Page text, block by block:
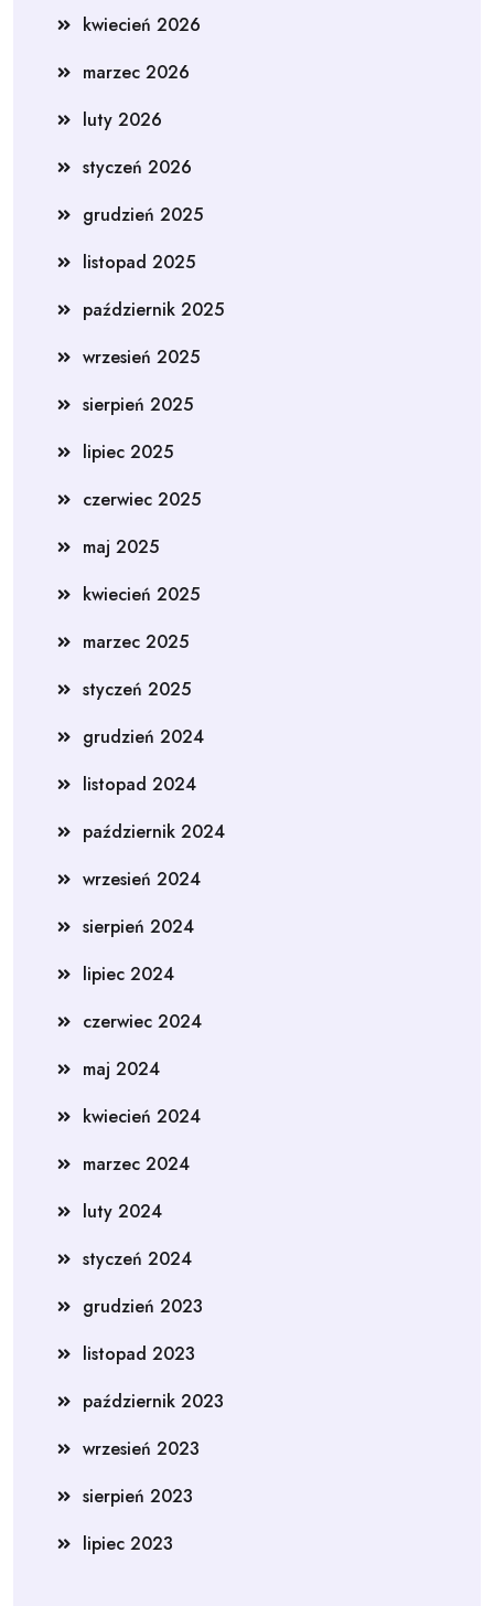
kwiecień 2026
marzec 2026
luty 2026
styczeń 2026
grudzień 2025
listopad 2025
październik 2025
wrzesień 2025
sierpień 2025
lipiec 2025
czerwiec 2025
maj 2025
kwiecień 2025
marzec 2025
styczeń 2025
grudzień 2024
listopad 2024
październik 2024
wrzesień 2024
sierpień 2024
lipiec 2024
czerwiec 2024
maj 2024
kwiecień 2024
marzec 2024
luty 2024
styczeń 2024
grudzień 2023
listopad 2023
październik 2023
wrzesień 2023
sierpień 2023
lipiec 2023